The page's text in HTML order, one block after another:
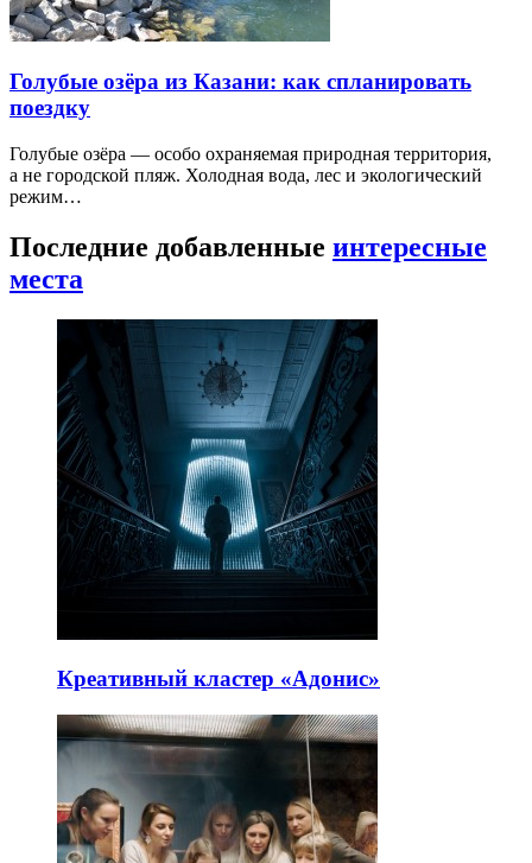
Голубые озёра из Казани: как спланировать
поездку
Голубые озёра — особо охраняемая природная территория,
а не городской пляж. Холодная вода, лес и экологический
режим…
Последние добавленные интересные
места
Креативный кластер «Адонис»